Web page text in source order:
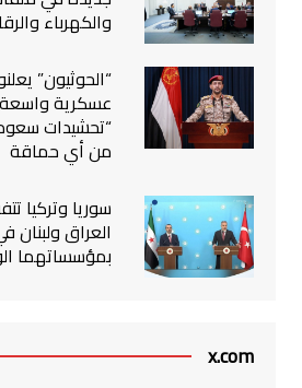
والكهرباء
“الحوثيون”
عسكرية
“تحشيدات
من أي حماقة
سوريا وتركيا
العراق ولبنان
بمؤسساتهما
x.com